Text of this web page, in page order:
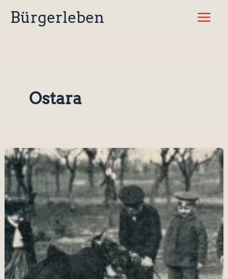
InhaltBürgerleben
Ostara